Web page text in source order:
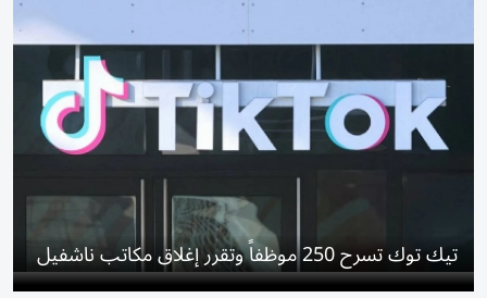
تيك توك تسرح 250 موظفاً وتقرر إغلاق مكاتب ناشفيل